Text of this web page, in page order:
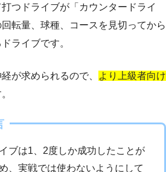
つドライブが「カウンタードライ
転量、球種、コースを見切ってから
ライブです。
が求められるので、
より上級者向け
ブは1、2度しか成功したことが
、実戦では使わないようにして